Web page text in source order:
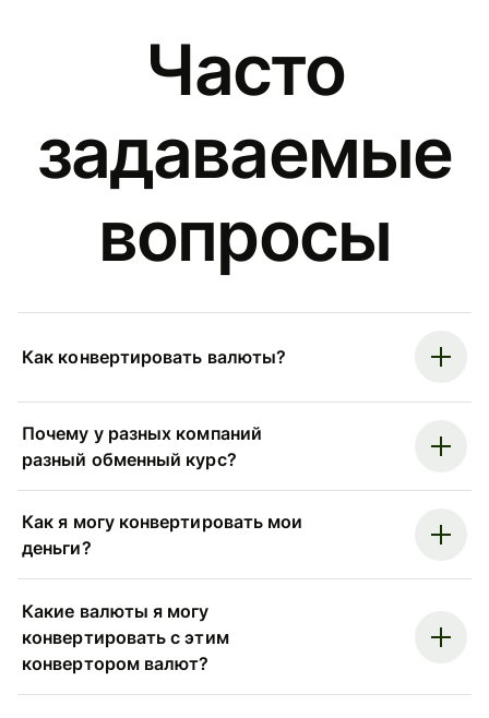
Часто
задаваемые
вопросы
Как конвертировать валюты?
Почему у разных компаний
разный обменный курс?
Как я могу конвертировать мои
деньги?
Какие валюты я могу
конвертировать с этим
конвертором валют?